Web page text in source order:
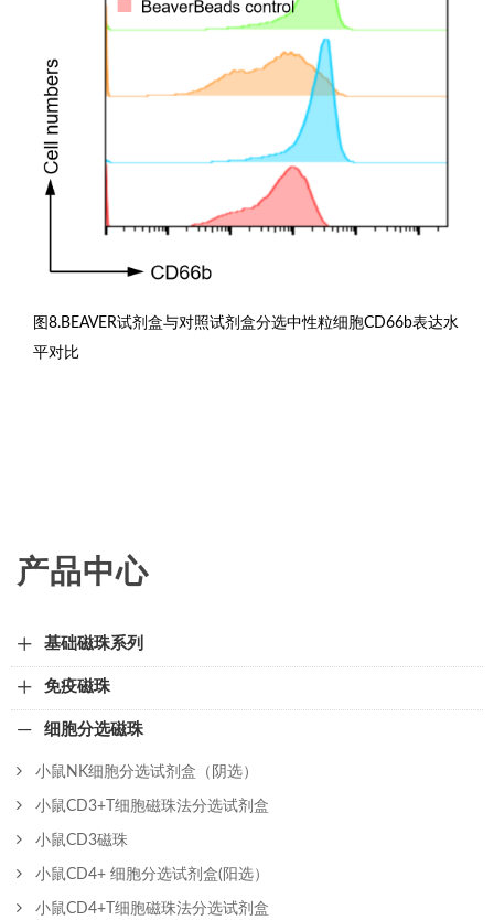
图8.BEAVER试剂盒与对照试剂盒分选中性粒细胞CD66b表达水
平对比
产品中心
基础磁珠系列
免疫磁珠
细胞分选磁珠
小鼠NK细胞分选试剂盒（阴选）
小鼠CD3+T细胞磁珠法分选试剂盒
小鼠CD3磁珠
小鼠CD4+ 细胞分选试剂盒(阳选）
小鼠CD4+T细胞磁珠法分选试剂盒